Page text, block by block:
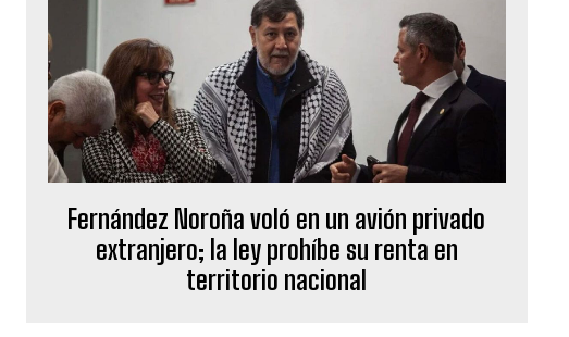
Fernández Noroña voló en un avión privado
extranjero; la ley prohíbe su renta en
territorio nacional